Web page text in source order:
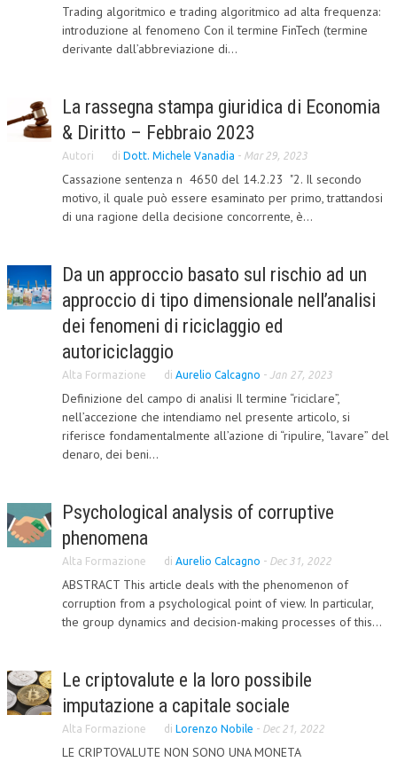
ECONOMIA DELL’ARTE
RISORSE UMANE
MARKETING
RISK MANAGEMENT
PERSONA E CITTÀ
L’UMANISTA
DIRITTO
DIRITTO PENALE D’IMPRESA
DIRITTO DEL LAVORO
DIRITTO DEL WEB
SICUREZZA SUL LAVORO
FISCO
DIRITTO TRIBUTARIO
FISCALITÀ INTERNAZIONALE
CRIMINOLOGIA TRIBUTARIA
CFC E PARADISI FISCALI
Trading algoritmico e trading algoritmico ad alta frequenza:
introduzione al fenomeno Con il termine FinTech (termine
derivante dall’abbreviazione di...
La rassegna stampa giuridica di Economia
& Diritto – Febbraio 2023
Autori di Dott. Michele Vanadia - Mar 29, 2023
Cassazione sentenza n 4650 del 14.2.23 "2. Il secondo
motivo, il quale può essere esaminato per primo, trattandosi
di una ragione della decisione concorrente, è...
Da un approccio basato sul rischio ad un
approccio di tipo dimensionale nell’analisi
dei fenomeni di riciclaggio ed
autoriciclaggio
Alta Formazione di Aurelio Calcagno - Jan 27, 2023
Definizione del campo di analisi Il termine “riciclare”,
nell’accezione che intendiamo nel presente articolo, si
riferisce fondamentalmente all’azione di “ripulire, “lavare” del
denaro, dei beni...
Psychological analysis of corruptive
phenomena
Alta Formazione di Aurelio Calcagno - Dec 31, 2022
ABSTRACT This article deals with the phenomenon of
corruption from a psychological point of view. In particular,
the group dynamics and decision-making processes of this...
Le criptovalute e la loro possibile
imputazione a capitale sociale
Alta Formazione di Lorenzo Nobile - Dec 21, 2022
LE CRIPTOVALUTE NON SONO UNA MONETA